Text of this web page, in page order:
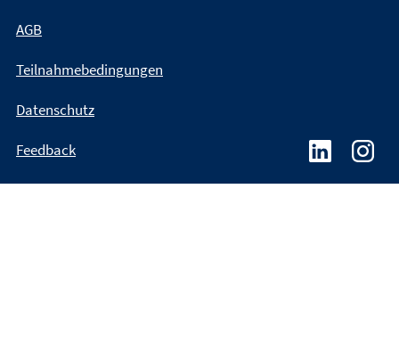
AGB
Teilnahmebedingungen
Datenschutz
Feedback